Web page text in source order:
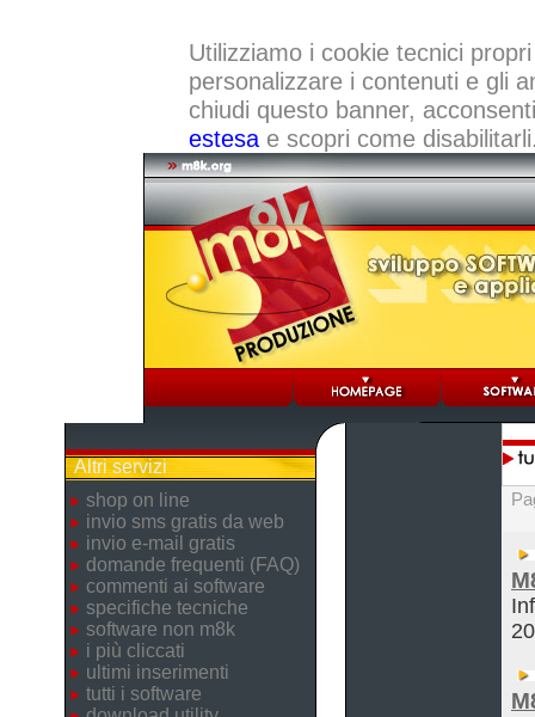
Utilizziamo i cookie tecnici
personalizzare i contenuti e gli
chiudi questo banner,
estesae scopri come
Altri servizi
shop on line
invio sms gratis da web
invio e-mail gratis
domande frequenti (FAQ)
commenti ai software
specifiche tecniche
software non m8k
i più cliccati
ultimi inserimenti
tutti i software